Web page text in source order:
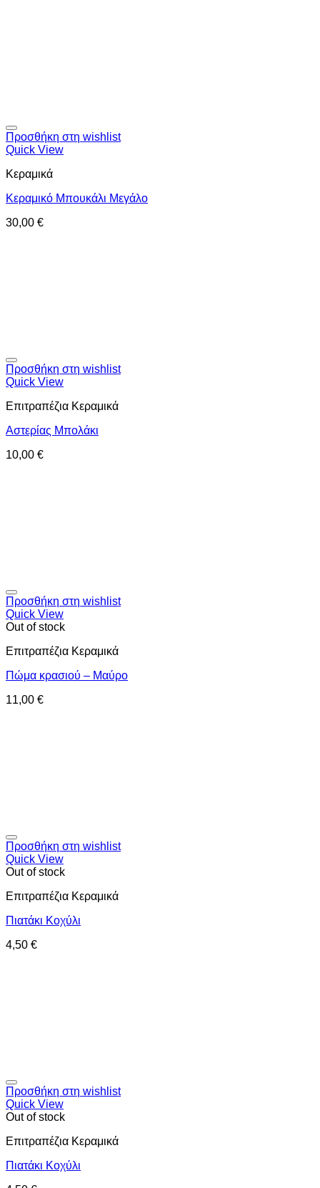
Προσθήκη στη wishlist
Quick View
Κεραμικά
Κεραμικό Μπουκάλι Μεγάλο
30,00 €
Προσθήκη στη wishlist
Quick View
Επιτραπέζια Κεραμικά
Αστερίας Μπολάκι
10,00 €
Προσθήκη στη wishlist
Quick View
Out of stock
Επιτραπέζια Κεραμικά
Πώμα κρασιού – Μαύρο
11,00 €
Προσθήκη στη wishlist
Quick View
Out of stock
Επιτραπέζια Κεραμικά
Πιατάκι Κοχύλι
4,50 €
Προσθήκη στη wishlist
Quick View
Out of stock
Επιτραπέζια Κεραμικά
Πιατάκι Κοχύλι